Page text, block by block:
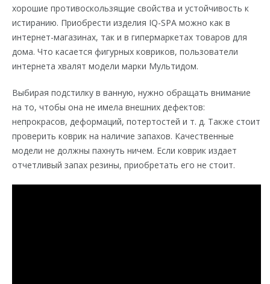
хорошие противоскользящие свойства и устойчивость к
истиранию. Приобрести изделия IQ-SPA можно как в
интернет-магазинах, так и в гипермаркетах товаров для
дома. Что касается фигурных ковриков, пользователи
интернета хвалят модели марки Мультидом.
Выбирая подстилку в ванную, нужно обращать внимание
на то, чтобы она не имела внешних дефектов:
непрокрасов, деформаций, потертостей и т. д. Также стоит
проверить коврик на наличие запахов. Качественные
модели не должны пахнуть ничем. Если коврик издает
отчетливый запах резины, приобретать его не стоит.